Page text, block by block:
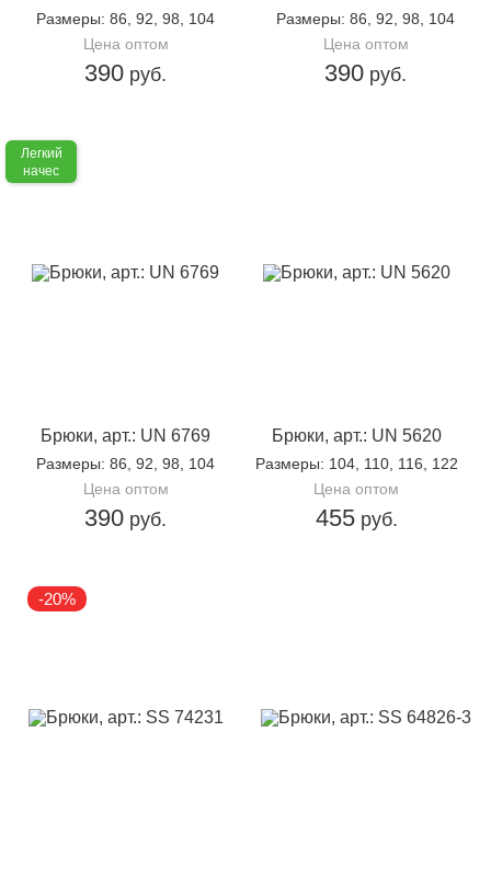
Размеры: 86, 92, 98, 104
Цена оптом
390 руб.
Размеры: 86, 92, 98, 104
Цена оптом
390 руб.
Легкий
начес
Брюки, арт.: UN 6769
Размеры: 86, 92, 98, 104
Цена оптом
390 руб.
Брюки, арт.: UN 5620
Размеры: 104, 110, 116, 122
Цена оптом
455руб.
-20%